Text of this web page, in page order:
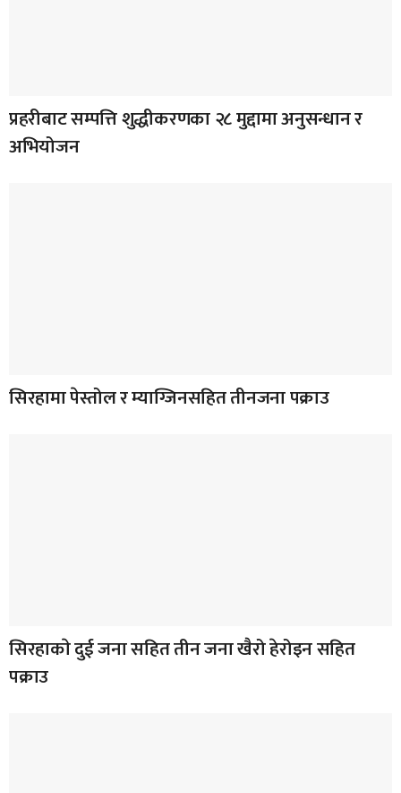
प्रहरीबाट सम्पत्ति शुद्धीकरणका २८ मुद्दामा अनुसन्धान र
अभियोजन
सिरहामा पेस्तोल र म्याग्जिनसहित तीनजना पक्राउ
सिरहाकाे दुई जना सहित तीन जना खैरो हेरोइन सहित
पक्राउ